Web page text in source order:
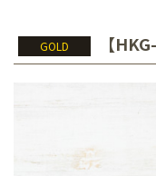
GOLD 【